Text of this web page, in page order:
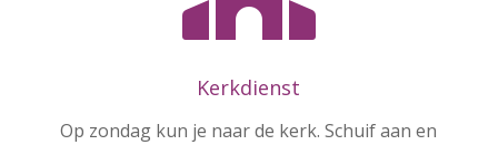
Kerkdienst
Op zondag kun je naar de kerk. Schuif aan en